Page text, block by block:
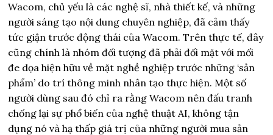
Wacom, chủ yếu là các nghệ sĩ, nhà thiết kế, và những
người sáng tạo nội dung chuyên nghiệp, đã cảm thấy
tức giận trước động thái của Wacom. Trên thực tế, đây
cũng chính là nhóm đối tượng đã phải đối mặt với mối
đe dọa hiện hữu về mặt nghề nghiệp trước những ‘sản
phẩm’ do trí thông minh nhân tạo thực hiện. Một số
người dùng sau đó chỉ ra rằng Wacom nên đấu tranh
chống lại sự phổ biến của nghệ thuật AI, không tận
dụng nó và hạ thấp giá trị của những người mua sản